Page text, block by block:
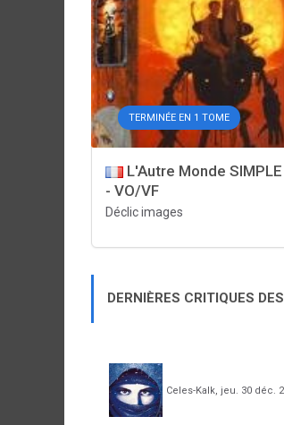
TERMINÉE EN 1 TOME
L'Autre Monde SIMPLE
- VO/VF
Déclic images
DERNIÈRES CRITIQUES
Celes-Kalk, jeu. 30 déc.